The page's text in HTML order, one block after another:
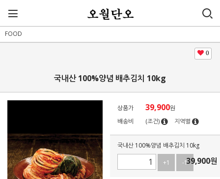
FOOD
0
국내산 100%양념 배추김치 10kg
상품가 39,900원
배송비
(조건) 지역별
국내산 100%양념 배추김치 10kg
+1 -139,900원